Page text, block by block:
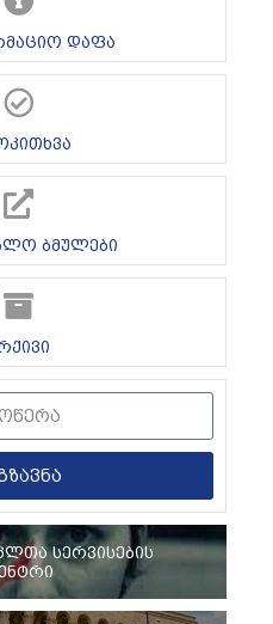
დაფა
ბმულები
სერვისების